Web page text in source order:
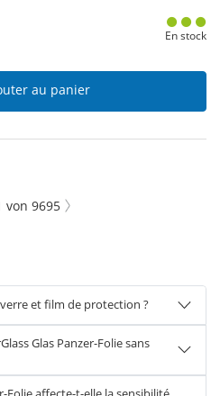
En stock
au panier
von 9695
et film de protection ?
Glas Panzer-Folie sans